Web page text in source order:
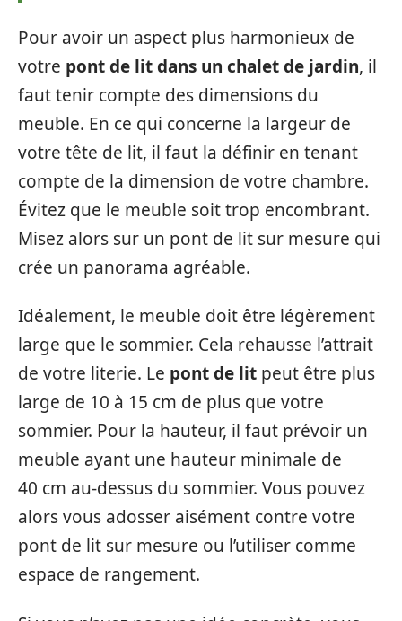
Pour avoir un aspect plus harmonieux de
votre pont de lit dans un chalet de jardin, il
faut tenir compte des dimensions du
meuble. En ce qui concerne la largeur de
votre tête de lit, il faut la définir en tenant
compte de la dimension de votre chambre.
Évitez que le meuble soit trop encombrant.
Misez alors sur un pont de lit sur mesure qui
crée un panorama agréable.
Idéalement, le meuble doit être légèrement
large que le sommier. Cela rehausse l’attrait
de votre literie. Le pont de lit peut être plus
large de 10 à 15 cm de plus que votre
sommier. Pour la hauteur, il faut prévoir un
meuble ayant une hauteur minimale de
40 cm au-dessus du sommier. Vous pouvez
alors vous adosser aisément contre votre
pont de lit sur mesure ou l’utiliser comme
espace de rangement.